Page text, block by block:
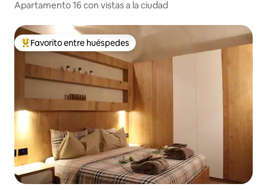
Apartamento 16 con vistas a la ciudad
De los mejores en Favorito entre huéspedes
Favorito entre huéspedes